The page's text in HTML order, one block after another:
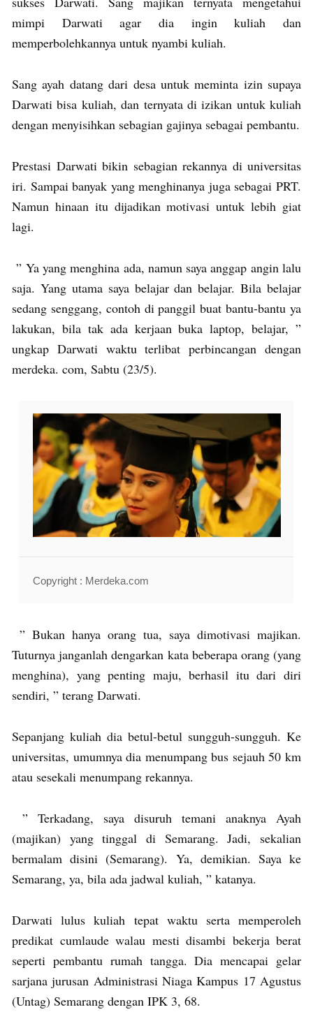
mimpi Darwati agar dia ingin kuliah dan
memperbolehkannya untuk nyambi kuliah.
Sang ayah datang dari desa untuk meminta izin supaya
Darwati bisa kuliah, dan ternyata di izikan untuk kuliah
dengan menyisihkan sebagian gajinya sebagai pembantu.
Prestasi Darwati bikin sebagian rekannya di universitas
iri. Sampai banyak yang menghinanya juga sebagai PRT.
Namun hinaan itu dijadikan motivasi untuk lebih giat
lagi.
” Ya yang menghina ada, namun saya anggap angin lalu
saja. Yang utama saya belajar dan belajar. Bila belajar
sedang senggang, contoh di panggil buat bantu-bantu ya
lakukan, bila tak ada kerjaan buka laptop, belajar, ”
ungkap Darwati waktu terlibat perbincangan dengan
merdeka. com, Sabtu (23/5).
Copyright : Merdeka.com
” Bukan hanya orang tua, saya dimotivasi majikan.
Tuturnya janganlah dengarkan kata beberapa orang (yang
menghina), yang penting maju, berhasil itu dari diri
sendiri, ” terang Darwati.
Sepanjang kuliah dia betul-betul sungguh-sungguh. Ke
universitas, umumnya dia menumpang bus sejauh 50 km
atau sesekali menumpang rekannya.
” Terkadang, saya disuruh temani anaknya Ayah
(majikan) yang tinggal di Semarang. Jadi, sekalian
bermalam disini (Semarang). Ya, demikian. Saya ke
Semarang, ya, bila ada jadwal kuliah, ” katanya.
Darwati lulus kuliah tepat waktu serta memperoleh
predikat cumlaude walau mesti disambi bekerja berat
seperti pembantu rumah tangga. Dia mencapai gelar
sarjana jurusan Administrasi Niaga Kampus 17 Agustus
(Untag) Semarang dengan IPK 3, 68.